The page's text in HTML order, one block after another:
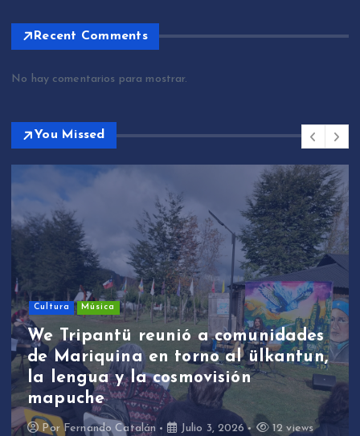
Recent Comments
No hay comentarios para mostrar.
You Missed
Cultura Música
We Tripantü reunió a comunidades
de Mariquina en torno al ülkantun,
la lengua y la cosmovisión
mapuche
Por Fernando Catalán Julio 3, 2026 12 views